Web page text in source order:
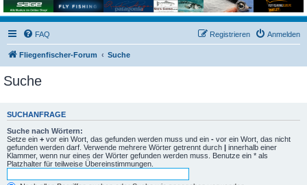
FAQ Anmelden
Registrieren
Fliegenfischer-Forum Suche
Suche
SUCHANFRAGE
Suche nach Wörtern:
Setze ein + vor ein Wort, das gefunden werden muss und ein - vor ein Wort, das nicht
gefunden werden darf. Verwende mehrere Wörter getrennt durch | innerhalb einer
Klammer, wenn nur eines der Wörter gefunden werden muss. Benutze ein * als
Platzhalter für teilweise Übereinstimmungen.